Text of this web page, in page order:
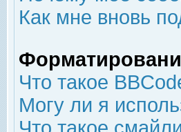
Как мне вновь
Что такое
Могу ли я